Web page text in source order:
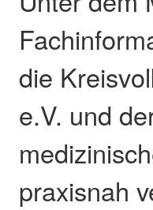
die
e.V. und
praxisnah